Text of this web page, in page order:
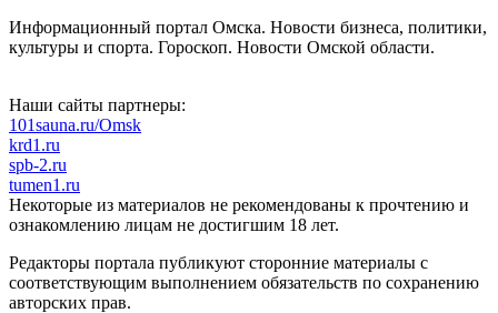
Информационный портал Омска. Новости бизнеса, политики,
культуры и спорта. Гороскоп. Новости Омской области.
Наши сайты партнеры:
101sauna.ru/Omsk
krd1.ru
spb-2.ru
tumen1.ru
Некоторые из материалов не рекомендованы к прочтению и
ознакомлению лицам не достигшим 18 лет.
Редакторы портала публикуют сторонние материалы с
соответствующим выполнением обязательств по сохранению
авторских прав.